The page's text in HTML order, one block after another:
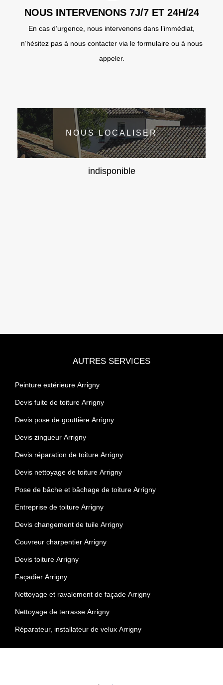
NOUS INTERVENONS 7J/7 ET 24H/24
En cas d’urgence, nous intervenons dans l’immédiat,
n’hésitez pas à nous contacter via le formulaire ou à nous
appeler.
NOUS LOCALISER
indisponible
AUTRES SERVICES
Peinture extérieure Arrigny
Devis fuite de toiture Arrigny
Devis pose de gouttière Arrigny
Devis zingueur Arrigny
Devis réparation de toiture Arrigny
Devis nettoyage de toiture Arrigny
Pose de bâche et bâchage de toiture Arrigny
Entreprise de toiture Arrigny
Devis changement de tuile Arrigny
Couvreur charpentier Arrigny
Devis toiture Arrigny
Façadier Arrigny
Nettoyage et ravalement de façade Arrigny
Nettoyage de terrasse Arrigny
Réparateur, installateur de velux Arrigny